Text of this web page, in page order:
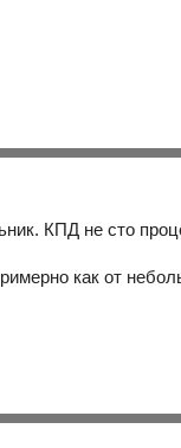
КПД не сто
как от